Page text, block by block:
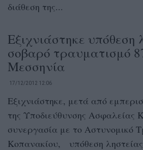
διάθεση της...
Εξιχνιάστηκε υπόθεση
σοβαρό τραυματισμό
Μεσσηνία
17/12/2012 12:06
Εξιχνιάστηκε, μετά από
της Υποδιεύθυνσης Ασφαλείας
συνεργασία με το Αστυνομικό
Κοπανακίου, υπόθεση